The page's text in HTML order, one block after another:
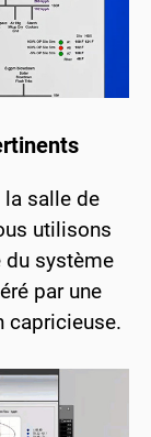
salle de
utilisons
du système
par une
capricieuse.